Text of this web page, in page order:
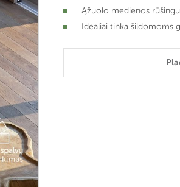
Ąžuolo medienos
Idealiai tinka šildomoms